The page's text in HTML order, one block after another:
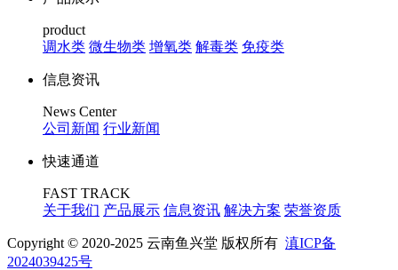
product
调水类 微生物类 增氧类 解毒类 免疫类
信息资讯
News Center
公司新闻 行业新闻
快速通道
FAST TRACK
关于我们 产品展示 信息资讯 解决方案 荣誉资质
Copyright © 2020-2025 云南鱼兴堂 版权所有 滇ICP备
2024039425号